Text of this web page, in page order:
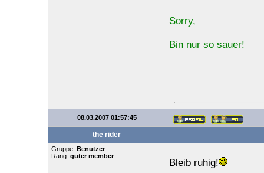
Sorry,
Bin nur so sauer!
08.03.2007 01:57:45
the rider
Gruppe: Benutzer
Rang: guter member
Bleib ruhig!